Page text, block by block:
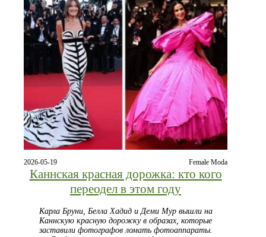
2026-05-19 Female Moda
Каннская красная дорожка: кто кого
переодел в этом году
Карла Бруни, Белла Хадид и Деми Мур вышли на
Каннскую красную дорожку в образах, которые
заставили фотографов ломать фотоаппараты.